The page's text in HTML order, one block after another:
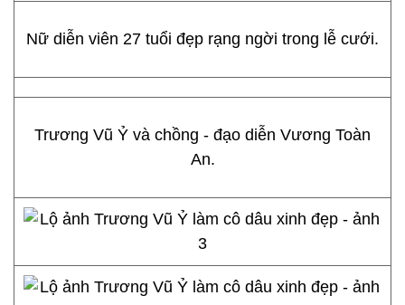
Nữ diễn viên 27 tuổi đẹp rạng ngời trong lễ cưới.
Trương Vũ Ỷ và chồng - đạo diễn Vương Toàn
An.